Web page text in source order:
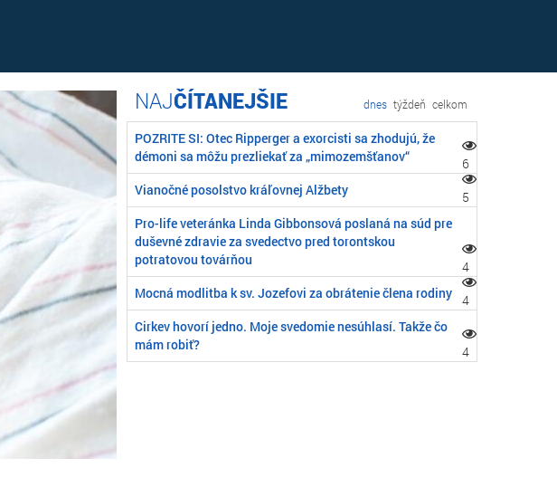
ČÍTANEJŠIE dnes týždeň celkom
POZRITE SI: Otec Ripperger a exorcisti sa zhodujú, že
démoni sa môžu prezliekať za „mimozemšťanov“
6
Vianočné posolstvo kráľovnej Alžbety
5
Pro-life veteránka Linda Gibbonsová poslaná na súd pre
duševné zdravie za svedectvo pred torontskou
potratovou továrňou
4
Mocná modlitba k sv. Jozefovi za obrátenie člena rodiny 4
Cirkev hovorí jedno. Moje svedomie nesúhlasí. Takže čo
mám robiť?
4